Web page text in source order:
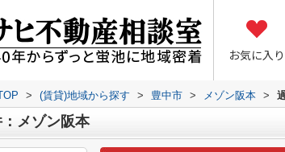
お気に入り
> (賃貸)地域から探す > 豊中市 > メゾン阪本 >
メゾン阪本